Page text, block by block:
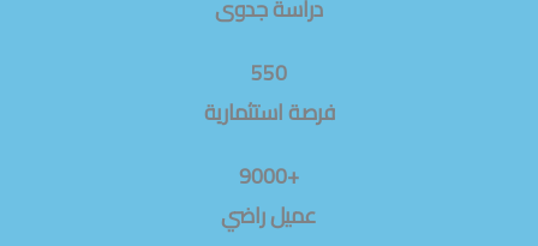
دراسة جدوى
550
فرصة استثمارية
+9000
عميل راضي